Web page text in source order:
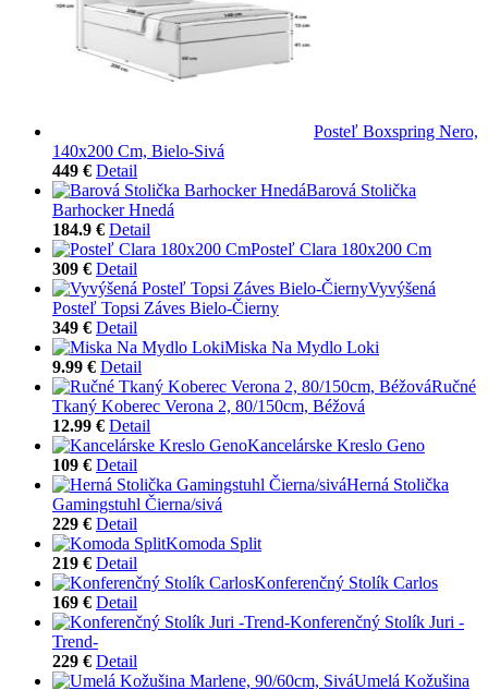
Posteľ Boxspring Nero,
140x200 Cm, Bielo-Sivá
449 € Detail
Barová Stolička
Barhocker Hnedá
184.9 € Detail
Posteľ Clara 180x200 Cm
309 € Detail
Vyvýšená
Posteľ Topsi Záves Bielo-Čierny
349 € Detail
Miska Na Mydlo Loki
9.99 € Detail
Ručné
Tkaný Koberec Verona 2, 80/150cm, Béžová
12.99 € Detail
Kancelárske Kreslo Geno
109 € Detail
Herná Stolička
Gamingstuhl Čierna/sivá
229 € Detail
Komoda Split
219 € Detail
Konferenčný Stolík Carlos
169 € Detail
Konferenčný Stolík Juri -
Trend-
229 € Detail
Umelá Kožušina